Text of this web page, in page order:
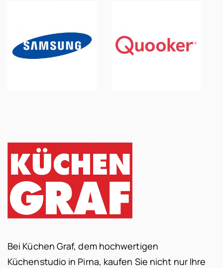
Bei Küchen Graf, dem hochwertigen
Küchenstudio in Pirna, kaufen Sie nicht nur Ihre